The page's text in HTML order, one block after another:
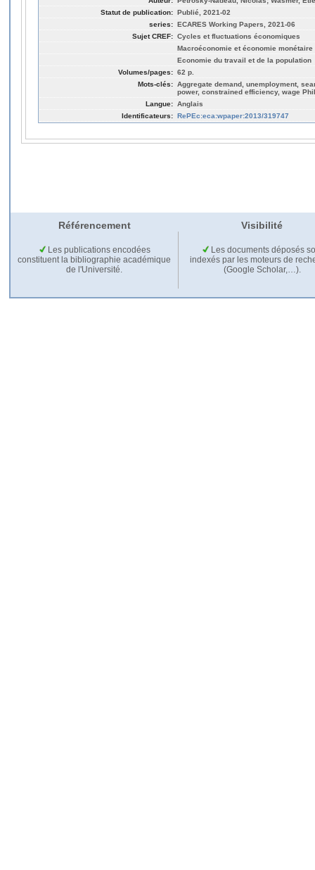
Statut de publication: Publié, 2021-02
series: ECARES Working Papers, 2021-06
Sujet CREF: Cycles et fluctuations économiques
Macroéconomie et économie monétaire
Economie du travail et de la population
Volumes/pages: 62 p.
Mots-clés: Aggregate demand, unemployment,
power, constrained efficiency, wage
Langue: Anglais
Identificateurs: RePEc:eca:wpaper:2013/319747
Référencement Visibilité
Les publications encodées
constituent la bibliographie académique
de l'Université.
Les documents déposés
indexés par les moteurs de
(Google Scholar,…).